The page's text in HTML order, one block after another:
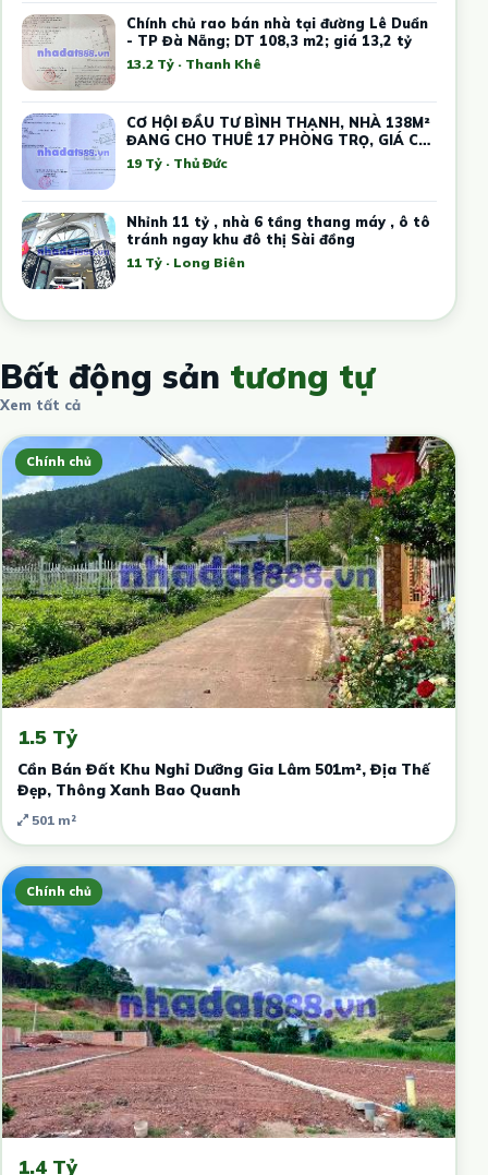
Chính chủ rao bán nhà tại đường Lê Duẩn
- TP Đà Nẵng; DT 108,3 m2; giá 13,2 tỷ
13.2 Tỷ · Thanh Khê
CƠ HỘI ĐẦU TƯ BÌNH THẠNH, NHÀ 138M²
ĐANG CHO THUÊ 17 PHÒNG TRỌ, GIÁ CHỈ
19 TỶ
19 Tỷ · Thủ Đức
Nhỉnh 11 tỷ , nhà 6 tầng thang máy , ô tô
tránh ngay khu đô thị Sài đồng
11 Tỷ · Long Biên
Bất động sản tương tự
Xem tất cả
Chính chủ
1.5 Tỷ
Cần Bán Đất Khu Nghỉ Dưỡng Gia Lâm 501m², Địa Thế
Đẹp, Thông Xanh Bao Quanh
501 m²
Chính chủ
1.4 Tỷ